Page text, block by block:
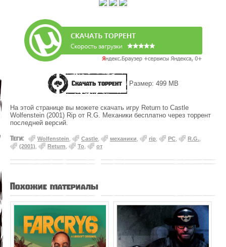
Скачать торрент Размер: 499 MB
На этой странице вы можете скачать игру Return to Castle
Wolfenstein (2001) Rip от R.G. Механики бесплатно через торрент
последней версий.
Теги: Wolfenstein Castle механики rip PC R.G.
(2001)
Return To от
Похожие материалы